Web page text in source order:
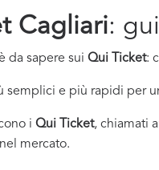
Cagliari:
da sapere sui Qui Ticket:
semplici e più rapidi per
i Qui Ticket, chiamati
mercato.